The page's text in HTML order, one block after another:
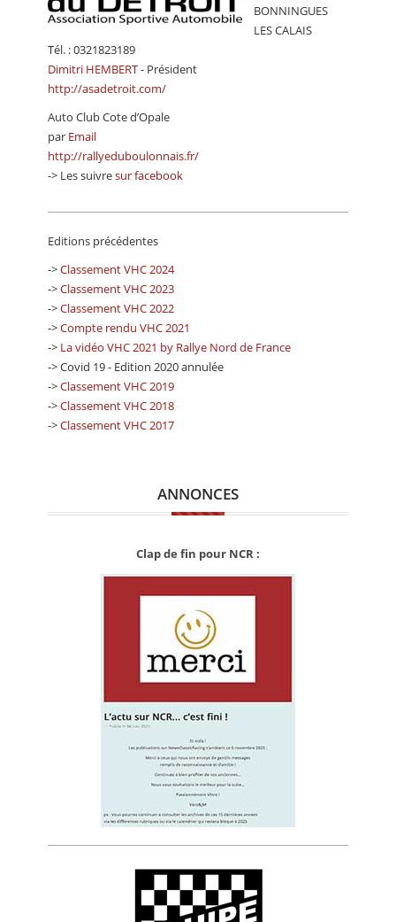
BONNINGUES
LES CALAIS
Tél. : 0321823189
Dimitri HEMBERT- Président
http://asadetroit.com/
Auto Club Cote d’Opale
par Email
http://rallyeduboulonnais.fr/
-> Les suivresur facebook
Editions précédentes
->Classement VHC 2024
->Classement VHC 2023
->Classement VHC 2022
->Compte rendu VHC 2021
-> La vidéo VHC 2021 by Rallye Nord de France
-> Covid 19 - Edition 2020 annulée
->Classement VHC 2019
->Classement VHC 2018
->Classement VHC 2017
ANNONCES
Clap de fin pour NCR :